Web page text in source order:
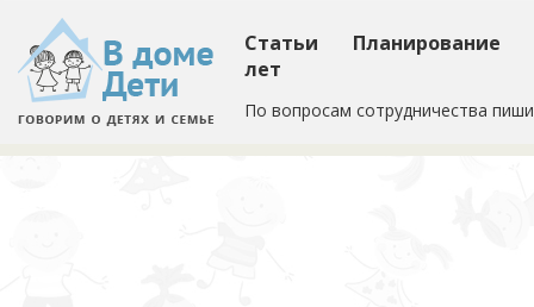
Статьи
Планирование
лет
По вопросам сотрудничества